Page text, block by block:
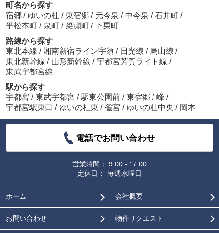
町名から探す
宿郷 / ゆいの杜 / 東宿郷 / 元今泉 / 中今泉 / 石井町 /
平松本町 / 泉町 / 簗瀬町 / 下栗町
路線から探す
東北本線 / 湘南新宿ライン宇須 / 日光線 / 烏山線 /
東北新幹線 / 山形新幹線 / 宇都宮芳賀ライト線 /
東武宇都宮線
駅から探す
宇都宮 / 東武宇都宮 / 駅東公園前 / 東宿郷 / 峰 /
宇都宮駅東口 / ゆいの杜東 / 雀宮 / ゆいの杜中央 / 岡本
電話でお問い合わせ
営業時間：
9:00 - 17:00
定休日：
毎週水曜日
ホーム 会社概要
お問い合わせ 物件リクエスト